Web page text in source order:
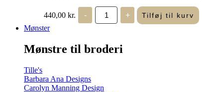
440,00 kr. -
Life
Seasons
(Volume
+ Tilføj til kurv
Mønster
Mønstre til broderi
Tille's
Barbara Ana Designs
Carolyn Manning Design